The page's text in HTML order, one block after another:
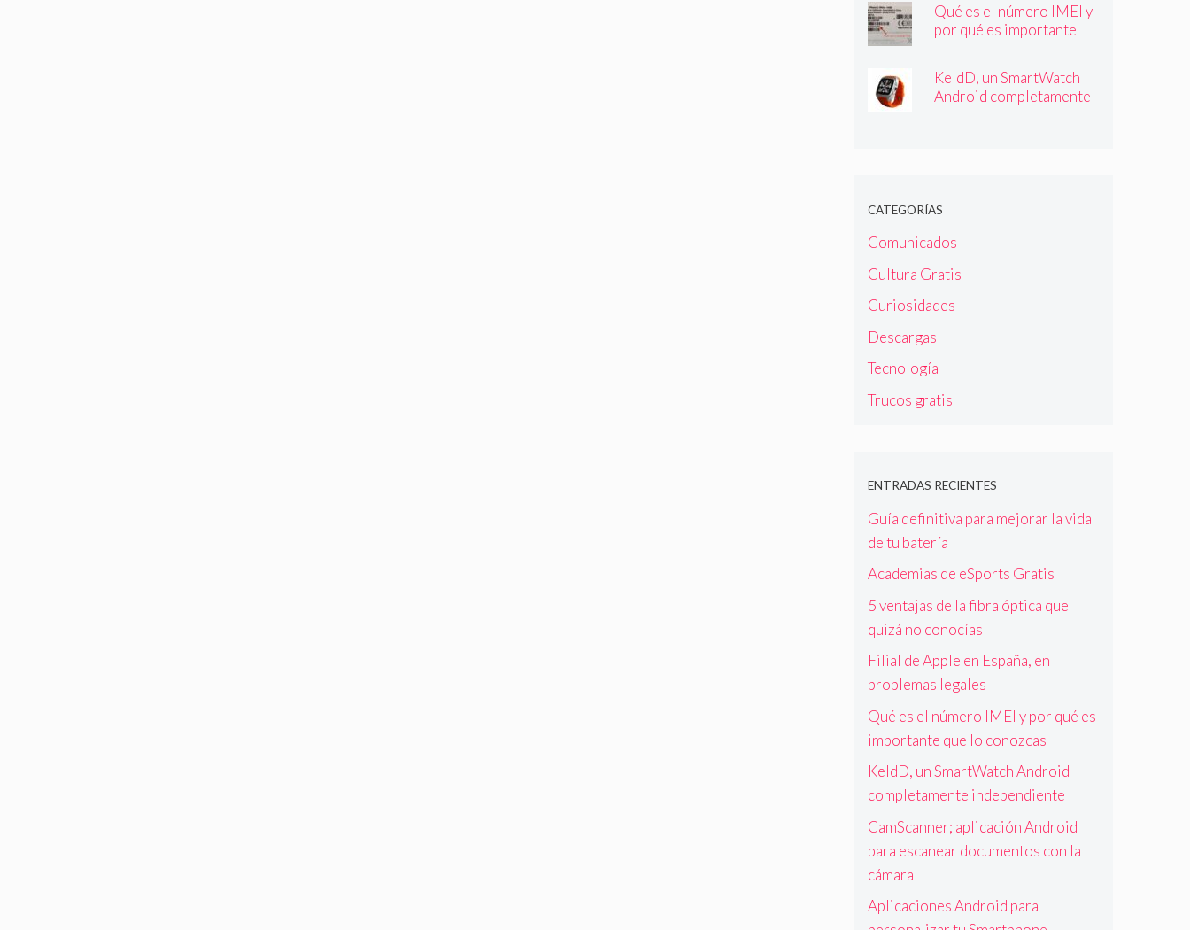
Qué es el número IMEI y
por qué es importante
KeldD, un SmartWatch
Android completamente
CATEGORÍAS
Comunicados
Cultura Gratis
Curiosidades
Descargas
Tecnología
Trucos gratis
ENTRADAS RECIENTES
Guía definitiva para mejorar la vida
de tu batería
Academias de eSports Gratis
5 ventajas de la fibra óptica que
quizá no conocías
Filial de Apple en España, en
problemas legales
Qué es el número IMEI y por qué es
importante que lo conozcas
KeldD, un SmartWatch Android
completamente independiente
CamScanner; aplicación Android
para escanear documentos con la
cámara
Aplicaciones Android para